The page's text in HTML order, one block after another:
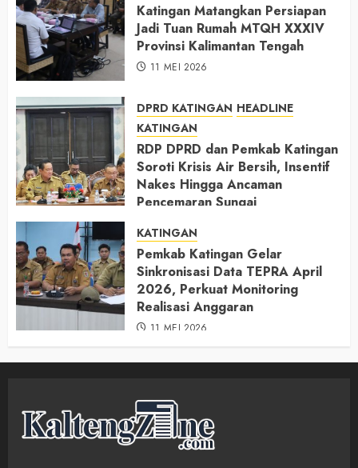
Katingan Matangkan Persiapan
Jadi Tuan Rumah MTQH XXXIV
Provinsi Kalimantan Tengah
11 MEI 2026
DPRD KATINGAN HEADLINE
KATINGAN
RDP DPRD dan Pemkab Katingan
Soroti Krisis Air Bersih, Insentif
Nakes Hingga Ancaman
Pencemaran Sungai
KATINGAN
Pemkab Katingan Gelar
Sinkronisasi Data TEPRA April
2026, Perkuat Monitoring
Realisasi Anggaran
11 MEI 2026